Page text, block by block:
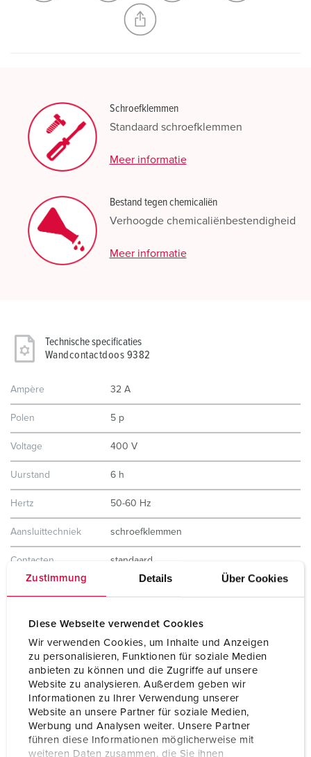
Zustimmung Details Über Cookies
Diese Webseite verwendet Cookies
Wir verwenden Cookies, um Inhalte und Anzeigen
zu personalisieren, Funktionen für soziale Medien
anbieten zu können und die Zugriffe auf unsere
Website zu analysieren. Außerdem geben wir
Informationen zu Ihrer Verwendung unserer
Website an unsere Partner für soziale Medien,
Werbung und Analysen weiter. Unsere Partner
führen diese Informationen möglicherweise mit
weiteren Daten zusammen, die Sie ihnen
NIEUW LIJST MAKEN
Schroefklemmen
Standaard schroefklemmen
Meer informatie
Bestand tegen chemicaliën
Verhoogde chemicaliënbestendigheid
Meer informatie
Technische specificaties
Wandcontactdoos 9382
Ampère 32 A
Polen 5 p
Voltage 400 V
Uurstand 6 h
Hertz 50-60 Hz
Aansluittechniek schroefklemmen
Contacten standaard
chemicaliën / AMELAN
Gewicht 566 g
Certificeringen
VDE
EAC
CQC
CB Zertifikat